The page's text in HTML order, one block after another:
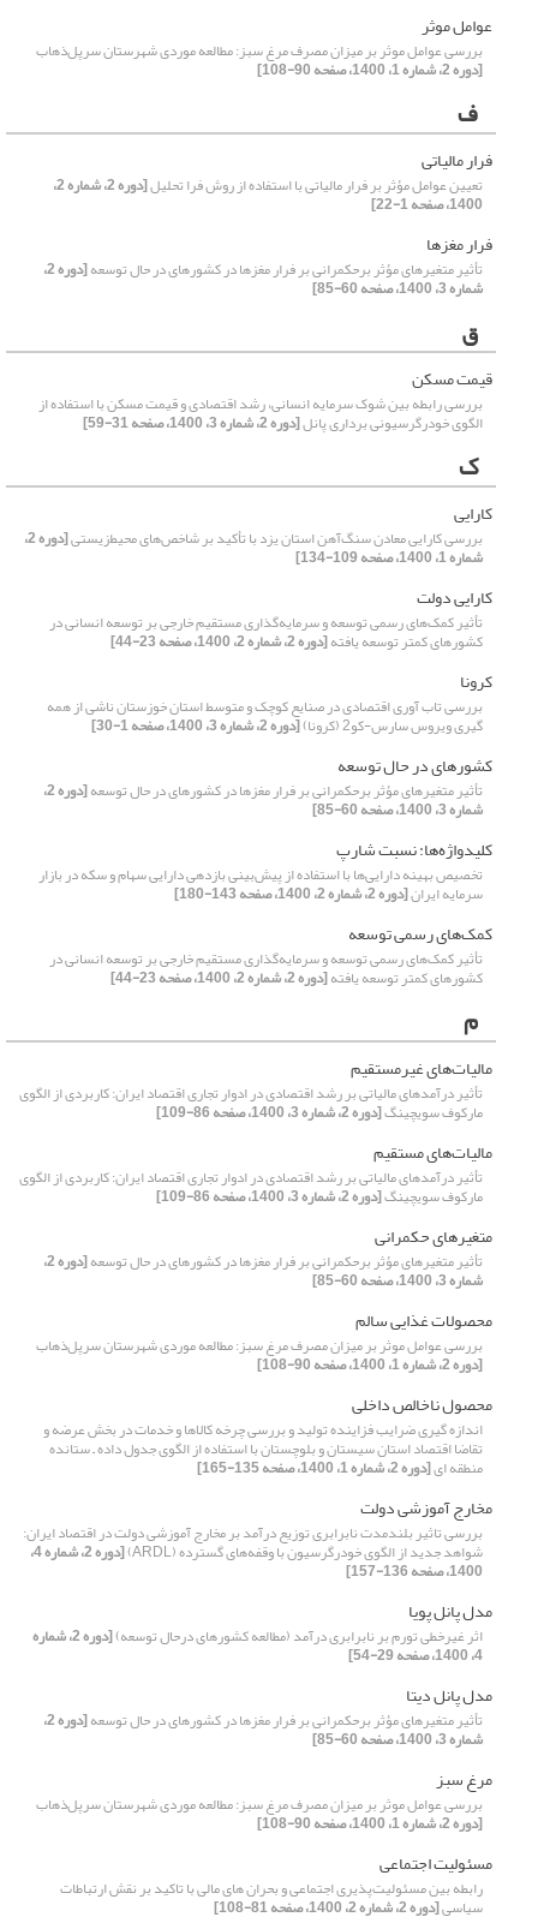
عوامل موثر
بررسی عوامل موثر بر میزان مصرف مرغ سبز: مطالعه موردی شهرستان سرپل‌ذهاب
[دوره 2، شماره 1، 1400، صفحه 90-108]
ف
فرار مالیاتی
تعیین عوامل مؤثر بر فرار مالیاتی با استفاده از روش فرا تحلیل [دوره 2، شماره 2،
1400، صفحه 1-22]
فرار مغزها
تأثیر متغیرهای مؤثر برحکمرانی بر فرار مغزها در کشورهای در حال توسعه [دوره 2،
شماره 3، 1400، صفحه 60-85]
ق
قیمت مسکن
بررسی رابطه بین شوک سرمایه انسانی، رشد اقتصادی و قیمت مسکن با استفاده از
الگوی خودرگرسیونی برداری پانل[دوره 2، شماره 3، 1400، صفحه 31-59]
ک
کارایی
بررسی کارایی معادن سنگ‌آهن استان یزد با تأکید بر شاخص‌های محیط‌زیستی [دوره 2،
شماره 1، 1400، صفحه 109-134]
کارایی دولت
تأثیر کمک‌های رسمی توسعه و سرمایه‌گذاری مستقیم خارجی بر توسعه انسانی در
کشورهای کمتر توسعه یافته[دوره 2، شماره 2، 1400، صفحه 23-44]
کرونا
بررسی تاب آوری اقتصادی در صنایع کوچک و متوسط استان خوزستان ناشی از همه
گیری ویروس سارس-کو2 (کرونا) [دوره 2، شماره 3، 1400، صفحه 1-30]
کشورهای در حال توسعه
تأثیر متغیرهای مؤثر برحکمرانی بر فرار مغزها در کشورهای در حال توسعه [دوره 2،
شماره 3، 1400، صفحه 60-85]
کلیدواژه‌ها: نسبت شارپ
تخصیص بهینه دارایی‌ها با استفاده از پیش‌بینی بازدهی دارایی سهام و سکه در بازار
سرمایه ایران[دوره 2، شماره 2، 1400، صفحه 143-180]
کمک‌های رسمی توسعه
تأثیر کمک‌های رسمی توسعه و سرمایه‌گذاری مستقیم خارجی بر توسعه انسانی در
کشورهای کمتر توسعه یافته[دوره 2، شماره 2، 1400، صفحه 23-44]
م
مالیات‌های غیرمستقیم
تأثیر درآمدهای مالیاتی بر رشد اقتصادی در ادوار تجاری اقتصاد ایران: کاربردی از الگوی
مارکوف سویچینگ[دوره 2، شماره 3، 1400، صفحه 86-109]
مالیات‌های مستقیم
تأثیر درآمدهای مالیاتی بر رشد اقتصادی در ادوار تجاری اقتصاد ایران: کاربردی از الگوی
مارکوف سویچینگ[دوره 2، شماره 3، 1400، صفحه 86-109]
متغیرهای حکمرانی
تأثیر متغیرهای مؤثر برحکمرانی بر فرار مغزها در کشورهای در حال توسعه [دوره 2،
شماره 3، 1400، صفحه 60-85]
محصولات غذایی سالم
بررسی عوامل موثر بر میزان مصرف مرغ سبز: مطالعه موردی شهرستان سرپل‌ذهاب
[دوره 2، شماره 1، 1400، صفحه 90-108]
محصول ناخالص داخلی
اندازه گیری ضرایب فزاینده تولید و بررسی چرخه کالاها و خدمات در بخش عرضه و
تقاضا اقتصاد استان سیستان و بلوچستان با استفاده از الگوی جدول داده – ستانده
منطقه ای[دوره 2، شماره 1، 1400، صفحه 135-165]
مخارج آموزشی دولت
بررسی تاثیر بلندمدت نابرابری توزیع درآمد بر مخارج آموزشی دولت در اقتصاد ایران:
شواهد جدید از الگوی خودرگرسیون با وقفه‌های گسترده (ARDL) [دوره 2، شماره 4،
1400، صفحه 136-157]
مدل پانل پویا
اثر غیرخطی تورم بر نابرابری درآمد (مطالعه کشورهای درحال توسعه) [دوره 2، شماره
4، 1400، صفحه 29-54]
مدل پانل دیتا
تأثیر متغیرهای مؤثر برحکمرانی بر فرار مغزها در کشورهای در حال توسعه [دوره 2،
شماره 3، 1400، صفحه 60-85]
مرغ سبز
بررسی عوامل موثر بر میزان مصرف مرغ سبز: مطالعه موردی شهرستان سرپل‌ذهاب
[دوره 2، شماره 1، 1400، صفحه 90-108]
مسئولیت اجتماعی
رابطه بین مسئولیت‌پذیری اجتماعی و بحران های مالی با تاکید بر نقش ارتباطات
سیاسی[دوره 2، شماره 2، 1400، صفحه 81-108]